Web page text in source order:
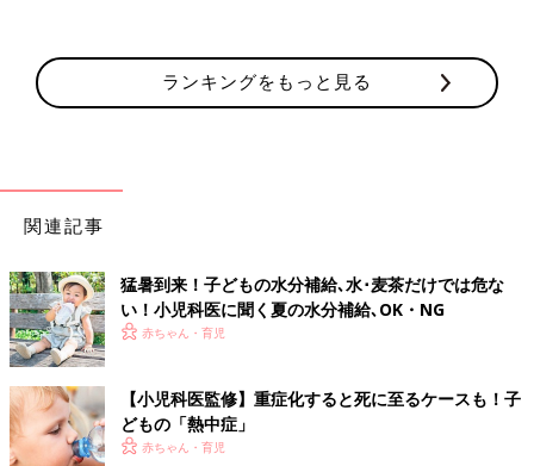
れど、室内でも熱中症になる状況です。仕方ないですよね。
「気温計と湿度計を設置しました。暗くなるけれど半分雨戸を閉
「クーラーをかけて就寝したはずなのに、朝目覚めると子どもが
熱中症に！ 原因は寝ている場所が窓辺で朝日が当たって、そこ
第３位には「外出は控える」。子どもが活発な時期は一回でも外
で身体を動かさないと子どもも疲れないし、フラストレーション
が溜まるものです。せめて室内の児童館へと思っても、そこまで
「送り迎えで自転車に乗っている時、激しい頭痛とふらつきに襲
われた」
ランキングをもっと見る
関連記事
猛暑到来！子どもの水分補給､水･麦茶だけでは危な
い！小児科医に聞く夏の水分補給､OK・NG
赤ちゃん・育児
【小児科医監修】重症化すると死に至るケースも！子
どもの「熱中症」
赤ちゃん・育児